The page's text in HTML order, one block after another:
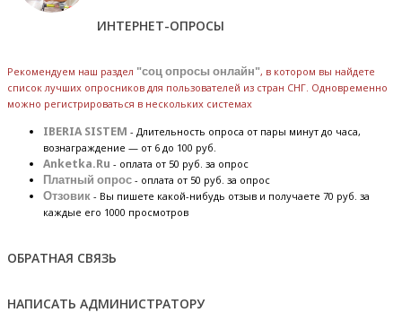
ИНТЕРНЕТ-ОПРОСЫ
Рекомендуем наш раздел "соц опросы онлайн", в котором вы найдете
список лучших опросников для пользователей из стран СНГ. Одновременно
можно регистрироваться в нескольких системах
IBERIA SISTEM - Длительность опроса от пары минут до часа,
вознаграждение — от 6 до 100 руб.
Anketka.Ru - оплата от 50 руб. за опрос
Платный опрос - оплата от 50 руб. за опрос
Отзовик - Вы пишете какой-нибудь отзыв и получаете 70 руб. за
каждые его 1000 просмотров
ОБРАТНАЯ СВЯЗЬ
НАПИСАТЬ АДМИНИСТРАТОРУ